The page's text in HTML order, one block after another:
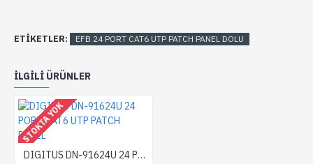
ETIKETLER: EFB 24 PORT CAT6 UTP PATCH PANEL DOLU
ILGILI ÜRÜNLER
STOKTA YOK
DIGITUS DN-91624U 24 PORT CAT6 UTP PATCH PANEL